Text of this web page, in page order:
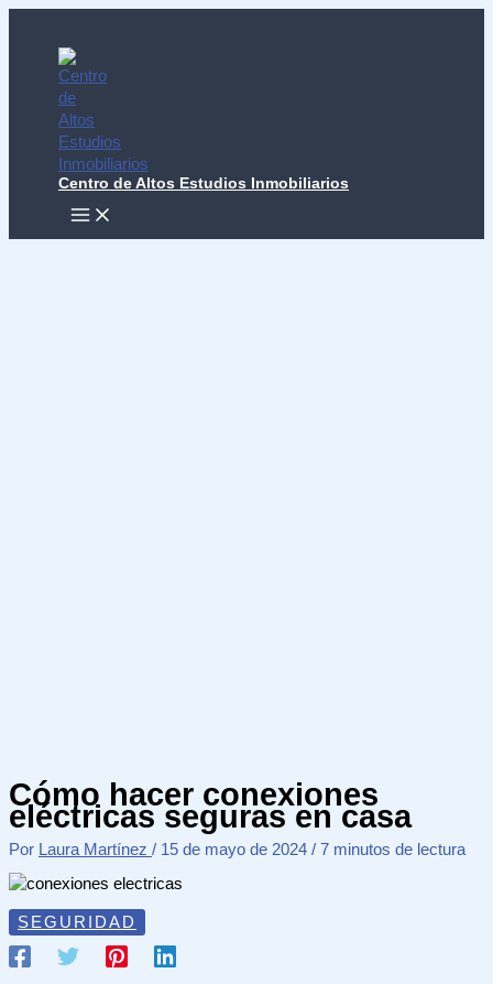
contenido
Centro de Altos Estudios Inmobiliarios
MAIN
MENU
Cómo hacer conexiones
eléctricas seguras en casa
Por Laura Martínez / 15 de mayo de 2024 / 7 minutos de lectura
SEGURIDAD